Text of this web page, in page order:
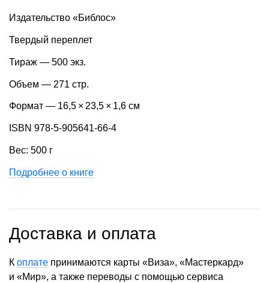
Издательство «Библос»
Твердый переплет
Тираж — 500 экз.
Объем — 271 стр.
Формат — 16,5 × 23,5 × 1,6 см
ISBN 978-5-905641-66-4
Вес: 500 г
Подробнее о книге
Доставка и оплата
К оплате принимаются карты «Виза», «Мастеркард»
и «Мир», а также переводы с помощью сервиса